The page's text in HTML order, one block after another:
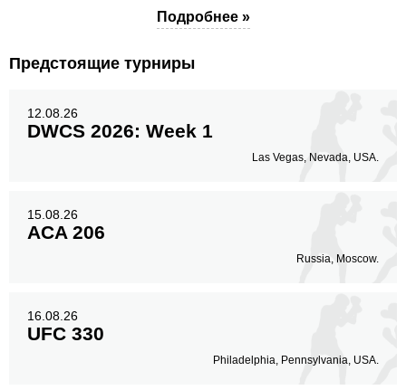
11 6%
Подробнее »
Предстоящие турниры
12.08.26
DWCS 2026: Week 1
Las Vegas, Nevada, USA.
15.08.26
ACA 206
Russia, Moscow.
16.08.26
UFC 330
Philadelphia, Pennsylvania, USA.